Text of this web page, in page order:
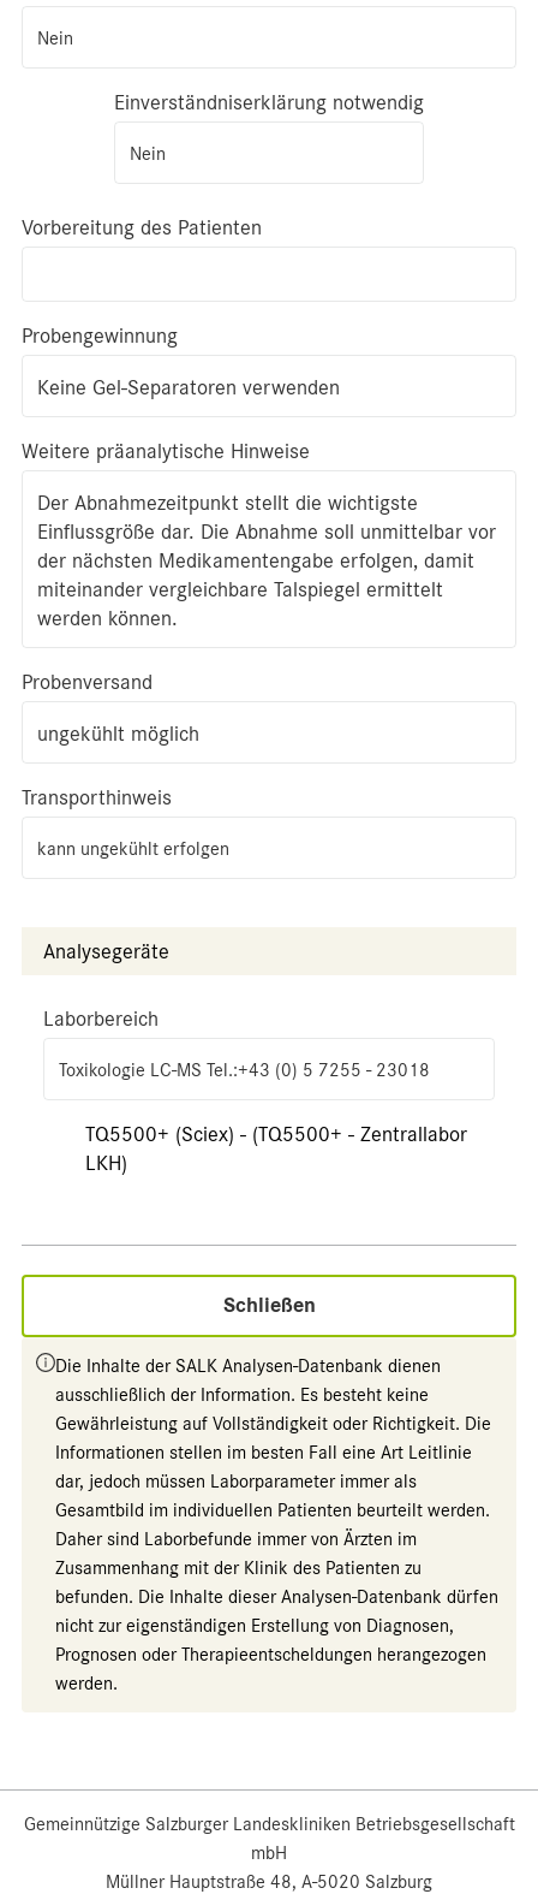
Nein
Einverständniserklärung notwendig
Nein
Vorbereitung des Patienten
Probengewinnung
Keine Gel-Separatoren verwenden
Weitere präanalytische Hinweise
Der Abnahmezeitpunkt stellt die wichtigste
Einflussgröße dar. Die Abnahme soll unmittelbar vor
der nächsten Medikamentengabe erfolgen, damit
miteinander vergleichbare Talspiegel ermittelt
werden können.
Probenversand
ungekühlt möglich
Transporthinweis
kann ungekühlt erfolgen
Analysegeräte
Laborbereich
Toxikologie LC-MS Tel.:+43 (0) 5 7255 - 23018
TQ5500+ (Sciex) - (TQ5500+ - Zentrallabor
LKH)
Schließen
Die Inhalte der SALK Analysen-Datenbank dienen
ausschließlich der Information. Es besteht keine
Gewährleistung auf Vollständigkeit oder Richtigkeit. Die
Informationen stellen im besten Fall eine Art Leitlinie
dar, jedoch müssen Laborparameter immer als
Gesamtbild im individuellen Patienten beurteilt werden.
Daher sind Laborbefunde immer von Ärzten im
Zusammenhang mit der Klinik des Patienten zu
befunden. Die Inhalte dieser Analysen-Datenbank dürfen
nicht zur eigenständigen Erstellung von Diagnosen,
Prognosen oder Therapieentscheldungen herangezogen
werden.
Gemeinnützige Salzburger Landeskliniken Betriebsgesellschaft
mbH
Müllner Hauptstraße 48, A-5020 Salzburg